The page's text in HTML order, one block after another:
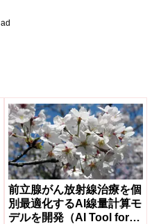
ad
前立腺がん放射線治療を個
別最適化するAI線量計算モ
デルを開発（AI Tool for